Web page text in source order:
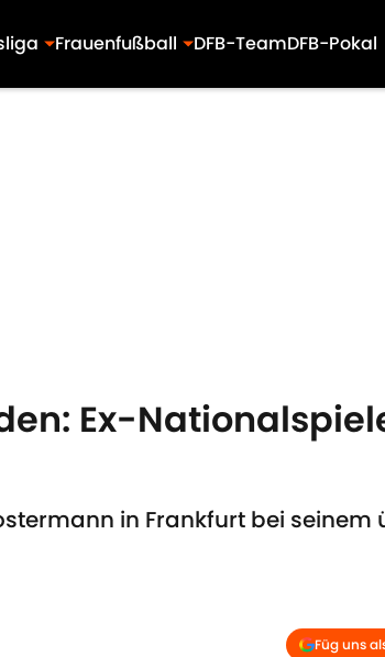
Frauenfußball DFB-TeamDFB-Pokal
Ex-
in Frankfurt bei
Füg uns